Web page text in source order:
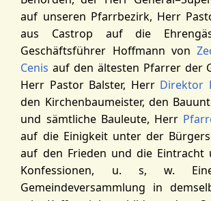
auf unseren Pfarrbezirk, Herr
aus Castrop auf die
Geschäftsführer Hoffmann von
Cenis auf den ältesten Pfarrer der
Herr Pastor Balster, Herr Direktor
den Kirchenbaumeister, den
und sämtliche Bauleute, Herr
auf die Einigkeit unter der
auf den Frieden und die Eintracht
Konfessionen, u. s, w.
Gemeindeversammlung in